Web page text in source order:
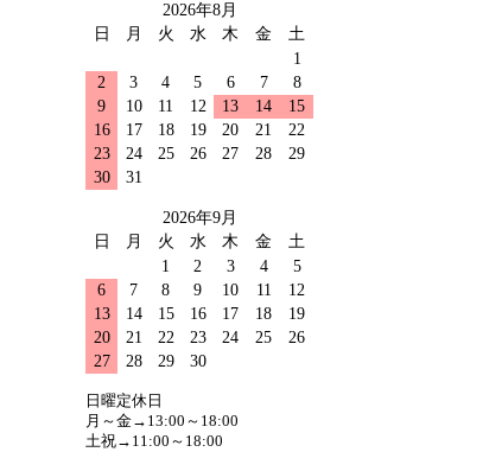
2026年8月
日
月 火 水 木 金
土
1
2
3 4 5 6 7
8
9
10 11 12 13 14
15
16
17 18 19 20 21
22
23
24 25 26 27 28
29
30
31
2026年9月
日
月 火 水 木 金
土
1
2 3 4
5
6
7 8 9 10 11
12
13
14 15 16 17 18
19
20
21 22 23 24 25
26
27
28 29 30
日曜定休日
月～金→13:00～18:00
土祝→11:00～18:00